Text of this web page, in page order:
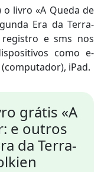
livro «A Queda de
Era da Terra-
registro e sms nos
como e-
iPad.
grátis «A
e outros
da Terra-